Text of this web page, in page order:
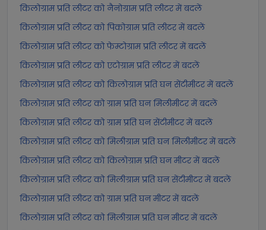
किलोग्राम प्रति लीटर को नैनोग्राम प्रति लीटर में बदलें
किलोग्राम प्रति लीटर को पिकोग्राम प्रति लीटर में बदलें
किलोग्राम प्रति लीटर को फेम्टोग्राम प्रति लीटर में बदलें
किलोग्राम प्रति लीटर को एटोग्राम प्रति लीटर में बदलें
किलोग्राम प्रति लीटर को किलोग्राम प्रति घन सेंटीमीटर में बदलें
किलोग्राम प्रति लीटर को ग्राम प्रति घन मिलीमीटर में बदलें
किलोग्राम प्रति लीटर को ग्राम प्रति घन सेंटीमीटर में बदलें
किलोग्राम प्रति लीटर को मिलीग्राम प्रति घन मिलीमीटर में बदलें
किलोग्राम प्रति लीटर को किलोग्राम प्रति घन मीटर में बदलें
किलोग्राम प्रति लीटर को मिलीग्राम प्रति घन सेंटीमीटर में बदलें
किलोग्राम प्रति लीटर को ग्राम प्रति घन मीटर में बदलें
किलोग्राम प्रति लीटर को मिलीग्राम प्रति घन मीटर में बदलें